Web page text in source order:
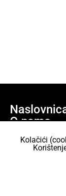
O nama
Učlani se
Projekti
AKC Attack Sav
Kolačići